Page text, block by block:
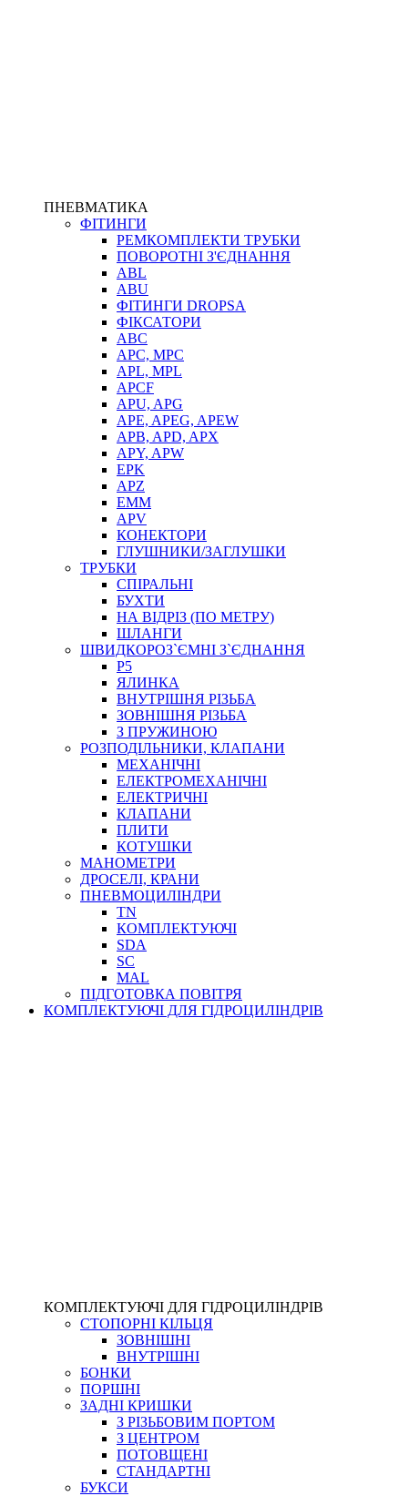
ПНЕВМАТИКА
ФІТИНГИ
РЕМКОМПЛЕКТИ ТРУБКИ
ПОВОРОТНІ З'ЄДНАННЯ
ABL
ABU
ФІТИНГИ DROPSA
ФІКСАТОРИ
ABC
APC, MPC
APL, MPL
APCF
APU, APG
APE, APEG, APEW
APB, APD, APX
APY, APW
EPK
APZ
EMM
APV
КОНЕКТОРИ
ГЛУШНИКИ/ЗАГЛУШКИ
ТРУБКИ
СПІРАЛЬНІ
БУХТИ
НА ВІДРІЗ (ПО МЕТРУ)
ШЛАНГИ
ШВИДКОРОЗ`ЄМНІ З`ЄДНАННЯ
P5
ЯЛИНКА
ВНУТРІШНЯ РІЗЬБА
ЗОВНІШНЯ РІЗЬБА
З ПРУЖИНОЮ
РОЗПОДІЛЬНИКИ, КЛАПАНИ
МЕХАНІЧНІ
ЕЛЕКТРОМЕХАНІЧНІ
ЕЛЕКТРИЧНІ
КЛАПАНИ
ПЛИТИ
КОТУШКИ
МАНОМЕТРИ
ДРОСЕЛІ, КРАНИ
ПНЕВМОЦИЛІНДРИ
TN
КОМПЛЕКТУЮЧІ
SDA
SC
MAL
ПІДГОТОВКА ПОВІТРЯ
КОМПЛЕКТУЮЧІ ДЛЯ ГІДРОЦИЛІНДРІВ
КОМПЛЕКТУЮЧІ ДЛЯ ГІДРОЦИЛІНДРІВ
СТОПОРНІ КІЛЬЦЯ
ЗОВНІШНІ
ВНУТРІШНІ
БОНКИ
ПОРШНІ
ЗАДНІ КРИШКИ
З РІЗЬБОВИМ ПОРТОМ
З ЦЕНТРОМ
ПОТОВЩЕНІ
СТАНДАРТНІ
БУКСИ